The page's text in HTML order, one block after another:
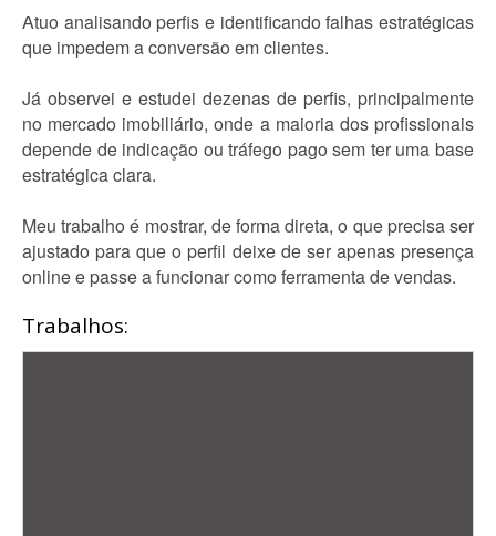
Atuo analisando perfis e identificando falhas estratégicas
que impedem a conversão em clientes.
Já observei e estudei dezenas de perfis, principalmente
no mercado imobiliário, onde a maioria dos profissionais
depende de indicação ou tráfego pago sem ter uma base
estratégica clara.
Meu trabalho é mostrar, de forma direta, o que precisa ser
ajustado para que o perfil deixe de ser apenas presença
online e passe a funcionar como ferramenta de vendas.
Trabalhos: